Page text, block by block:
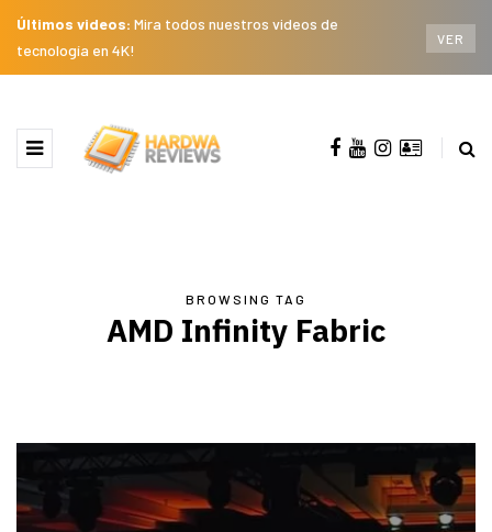
Últimos videos: Mira todos nuestros videos de
tecnología en 4K!
VER
BROWSING TAG
AMD Infinity Fabric